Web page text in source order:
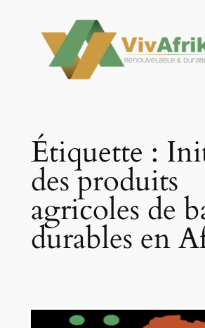
contenu
Étiquette :
des produits
agricoles de
durables en